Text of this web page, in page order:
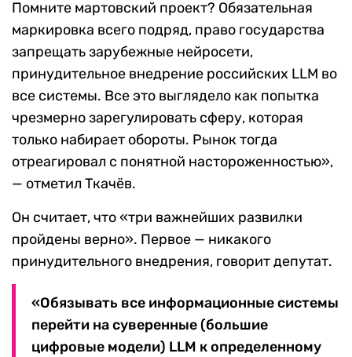
Помните мартовский проект? Обязательная
маркировка всего подряд, право государства
запрещать зарубежные нейросети,
принудительное внедрение российских LLM во
все системы. Все это выглядело как попытка
чрезмерно зарегулировать сферу, которая
только набирает обороты. Рынок тогда
отреагировал с понятной настороженностью»,
— отметил Ткачёв.
Он считает, что «три важнейших развилки
пройдены верно». Первое — никакого
принудительного внедрения, говорит депутат.
«Обязывать все информационные системы
перейти на суверенные (большие
цифровые модели) LLM к определенному